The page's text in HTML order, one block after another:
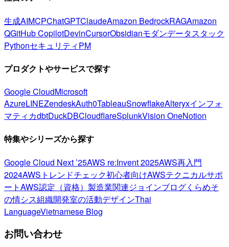
生成AIMCPChatGPTClaudeAmazon BedrockRAGAmazon
QGitHub CopilotDevinCursorObsidianモダンデータスタック
PythonセキュリティPM
プロダクトやサービスで探す
Google CloudMicrosoft
AzureLINEZendeskAuth0TableauSnowflakeAlteryxインフォ
マティカdbtDuckDBCloudflareSplunkVision OneNotion
特集やシリーズから探す
Google Cloud Next ’25AWS re:Invent 2025AWS再入門
2024AWSトレンドチェック初心者向けAWSテクニカルサポ
ートAWS認定（資格） 製造業関連ジョインブログくらめそ
の情シス組織開発室の活動デザインThai
LanguageVietnamese Blog
お問い合わせ